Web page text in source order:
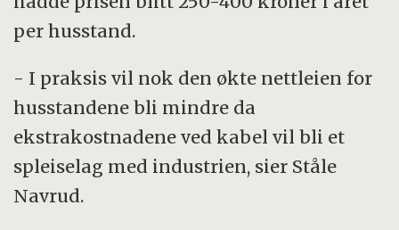
per husstand.
- I praksis vil nok den økte nettleien for
husstandene bli mindre da
ekstrakostnadene ved kabel vil bli et
spleiselag med industrien, sier Ståle
Navrud.